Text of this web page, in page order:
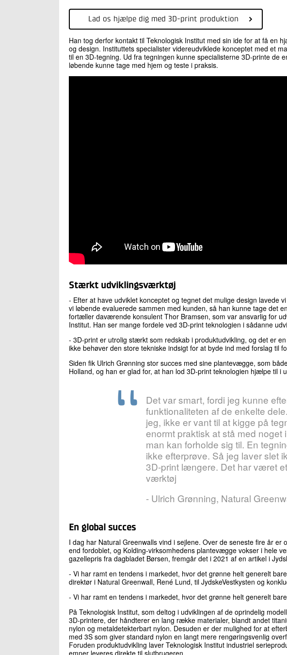
Lad os hjælpe dig med 3D-print produktion
Han tog derfor kontakt til Teknologisk Institut med sin ide for at få en
og design. Instituttets specialister videreudviklede konceptet med et
til en 3D-tegning. Ud fra tegningen kunne specialisterne 3D-printe de
løbende kunne tage med hjem og teste i praksis.
Stærkt udviklingsværktøj
- Efter at have udviklet konceptet og tegnet det mulige design lavede
vi løbende evaluerede sammen med kunden, så han kunne tage det
fortæller daværende konsulent Thor Bramsen, som var ansvarlig for
Institut. Han ser mange fordele ved 3D-print teknologien i sådanne
- 3D-print er utrolig stærkt som redskab i produktudvikling, og det er
ikke behøver den store tekniske indsigt for at byde ind med forslag til
Siden fik Ulrich Grønning stor succes med sine plantevægge, som
Holland, og han er glad for, at han lod 3D-print teknologien hjælpe til i
Det var smart, fordi jeg kunne
funktionaliteten af de enkelte
jeg, ikke er vant til at kigge på
enormt praktisk at stå med noget
man kan forholde sig til. En
ikke efterprøve. Så jeg laver slet
3D-print længere. Det har været
værktøj
- Ulrich Grønning, Natural
En global succes
I dag har Natural Greenwalls vind i sejlene. Over de seneste fire år
end fordoblet, og Kolding-virksomhedens plantevægge vokser i hele
gazellepris fra dagbladet Børsen, fremgår det i 2021 af en artikel i
- Vi har ramt en tendens i markedet, hvor det grønne helt generelt
direktør i Natural Greenwall, René Lund, til JydskeVestkysten og
- Vi har ramt en tendens i markedet, hvor det grønne helt generelt
På Teknologisk Institut, som deltog i udviklingen af de oprindelig
3D-printere, der håndterer en lang række materialer, blandt andet
nylon og metaldetekterbart nylon. Desuden er der mulighed for at
med 3S som giver standard nylon en langt mere rengøringsvenlig
Foruden produktudvikling laver Teknologisk Institut industriel
emner leveres direkte til slutbrugeren.